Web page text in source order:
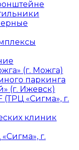
(г. Можга)
паркинга
(г. Ижевск)
(ТРЦ «Сигма», г.
клиник
г.